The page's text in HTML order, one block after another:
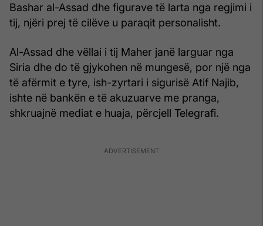
Bashar al-Assad dhe figurave të larta nga regjimi i
tij, njëri prej të cilëve u paraqit personalisht.
Al-Assad dhe vëllai i tij Maher janë larguar nga
Siria dhe do të gjykohen në mungesë, por një nga
të afërmit e tyre, ish-zyrtari i sigurisë Atif Najib,
ishte në bankën e të akuzuarve me pranga,
shkruajnë mediat e huaja, përcjell Telegrafi.